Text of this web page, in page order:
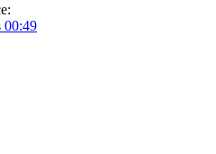
00:49